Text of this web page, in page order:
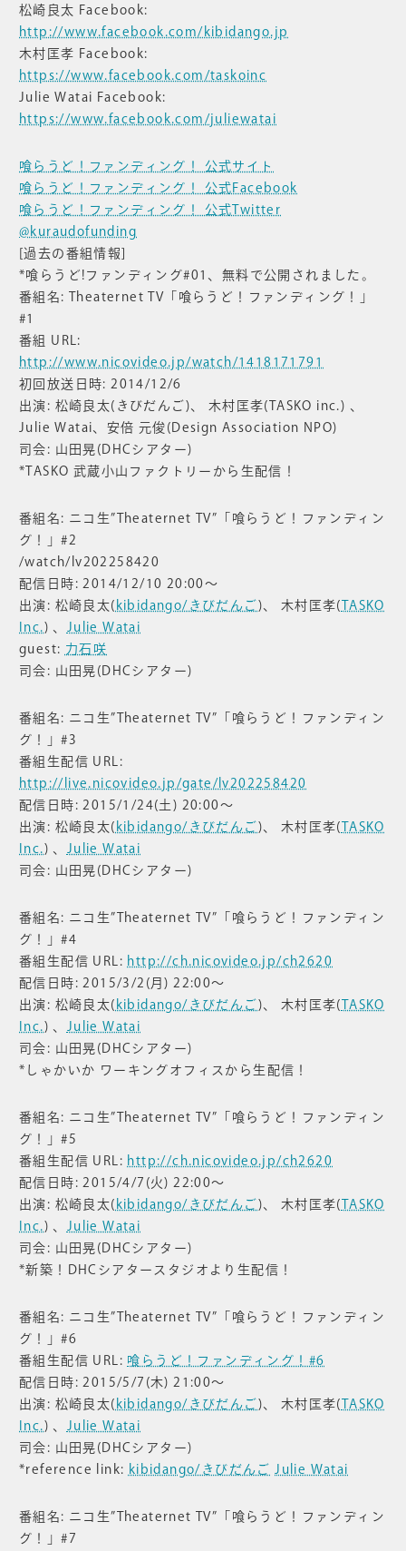
松崎良太 Facebook:
http://www.facebook.com/kibidango.jp
木村匡孝 Facebook:
https://www.facebook.com/taskoinc
Julie Watai Facebook:
https://www.facebook.com/juliewatai
喰らうど！ファンディング！ 公式サイト
喰らうど！ファンディング！ 公式Facebook
喰らうど！ファンディング！ 公式Twitter
@kuraudofunding
[過去の番組情報]
*喰らうど!ファンディング#01、無料で公開されました。
番組名: Theaternet TV「喰らうど！ファンディング！」
#1
番組 URL:
http://www.nicovideo.jp/watch/1418171791
初回放送日時: 2014/12/6
出演: 松崎良太(きびだんご)、 木村匡孝(TASKO inc.) 、
Julie Watai、安倍 元俊(Design Association NPO)
司会: 山田晃(DHCシアター)
*TASKO 武蔵小山ファクトリーから生配信！
番組名: ニコ生”Theaternet TV”「喰らうど！ファンディン
グ！」#2
/watch/lv202258420
配信日時: 2014/12/10 20:00〜
出演: 松崎良太( kibidango/きびだんご)、 木村匡孝(TASKO
Inc. ) 、
Julie Watai
guest: 力石咲
司会: 山田晃(DHCシアター)
番組名: ニコ生”Theaternet TV”「喰らうど！ファンディン
グ！」#3
番組生配信 URL:
http://live.nicovideo.jp/gate/lv202258420
配信日時: 2015/1/24(土) 20:00〜
出演: 松崎良太( kibidango/きびだんご)、 木村匡孝(TASKO
Inc. ) 、
Julie Watai
司会: 山田晃(DHCシアター)
番組名: ニコ生”Theaternet TV”「喰らうど！ファンディン
グ！」#4
番組生配信 URL: http://ch.nicovideo.jp/ch2620
配信日時: 2015/3/2(月) 22:00〜
出演: 松崎良太( kibidango/きびだんご)、 木村匡孝(TASKO
Inc. ) 、
Julie Watai
司会: 山田晃(DHCシアター)
*しゃかいか ワーキングオフィスから生配信！
番組名: ニコ生”Theaternet TV”「喰らうど！ファンディン
グ！」#5
番組生配信 URL: http://ch.nicovideo.jp/ch2620
配信日時: 2015/4/7(火) 22:00〜
出演: 松崎良太( kibidango/きびだんご)、 木村匡孝(TASKO
Inc. ) 、
Julie Watai
司会: 山田晃(DHCシアター)
*新築！DHCシアタースタジオより生配信！
番組名: ニコ生”Theaternet TV”「喰らうど！ファンディン
グ！」#6
番組生配信 URL: 喰らうど！ファンディング！#6
配信日時: 2015/5/7(木) 21:00〜
出演: 松崎良太( kibidango/きびだんご)、 木村匡孝(TASKO
Inc. ) 、
Julie Watai
司会: 山田晃(DHCシアター)
*reference link: kibidango/きびだんご Julie Watai
番組名: ニコ生”Theaternet TV”「喰らうど！ファンディン
グ！」#7